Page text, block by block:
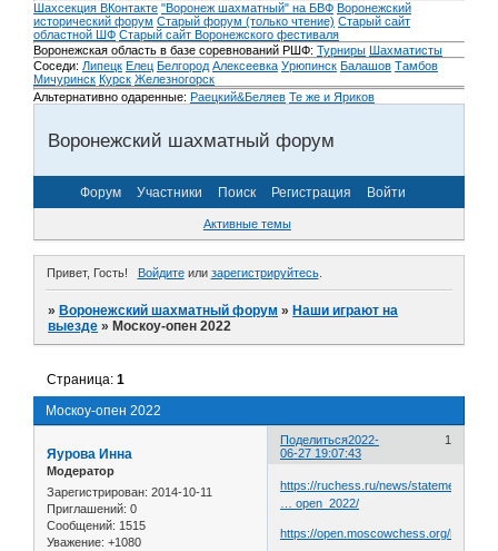
Шахсекция ВКонтакте "Воронеж шахматный" на БВФ Воронежский
исторический форум Cтарый форум (только чтение) Старый сайт
областной ШФ Старый сайт Воронежского фестиваля
Воронежская область в базе соревнований РШФ: Турниры Шахматисты
Соседи: Липецк Елец Белгород Алексеевка Урюпинск Балашов Тамбов
Мичуринск Курск Железногорск
Альтернативно одаренные: Раецкий&Беляев Те же и Яриков
Воронежский шахматный форум
Форум Участники Поиск Регистрация Войти
Активные темы
Привет, Гость! Войдитеили зарегистрируйтесь.
»Воронежский шахматный форум »Наши играют на
выезде »Москоу-опен 2022
Москоу-опен 2022
Страница:1
Поделиться 1
2022-
06-27 19:07:43
Яурова Инна
Модератор
Зарегистрирован: 2014-10-11
Приглашений: 0
Сообщений: 1515
Уважение: +1080
https://ruchess.ru/news/statements/xvii
… open_2022/
https://open.moscowchess.org/news